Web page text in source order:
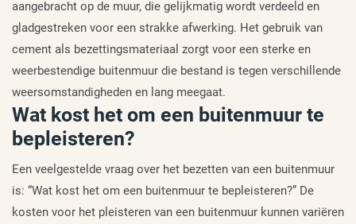
aangebracht op de muur, die gelijkmatig wordt verdeeld en
gladgestreken voor een strakke afwerking. Het gebruik van
cement als bezettingsmateriaal zorgt voor een sterke en
weerbestendige buitenmuur die bestand is tegen verschillende
weersomstandigheden en lang meegaat.
Wat kost het om een buitenmuur te
bepleisteren?
Een veelgestelde vraag over het bezetten van een buitenmuur
is: “Wat kost het om een buitenmuur te bepleisteren?” De
kosten voor het pleisteren van een buitenmuur kunnen variëren